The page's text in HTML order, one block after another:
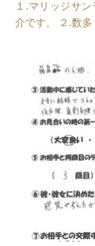
１.マリッジサ
介です。 ２.数多